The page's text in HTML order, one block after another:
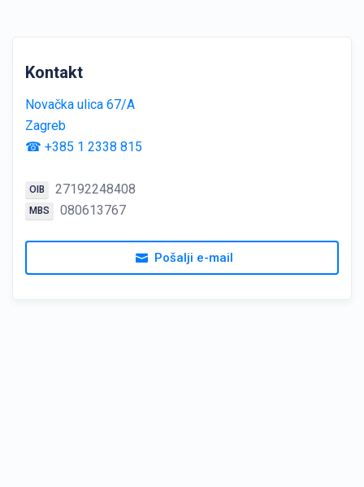
Kontakt
Novačka ulica 67/A
Zagreb
☎ +385 1 2338 815
OIB 27192248408
MBS 080613767
Pošalji e-mail